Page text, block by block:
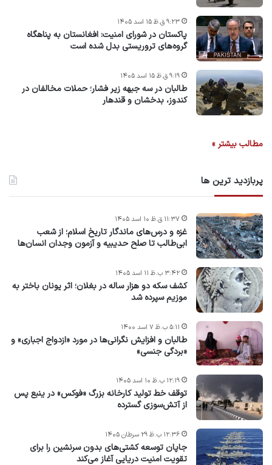
پاکستان در شورای امنیت: افغانستان به پناهگاه
گروه‌های تروریستی بدل شده است
۹:۲۳ ق.ظ ۱۵ اسد ۱۴۰۵
طالبان در سه جبهه زیر فشار؛ حملات مخالفان در
کندوز، بدخشان و قندهار
۹:۱۹ ق.ظ ۱۵ اسد ۱۴۰۵
مطالب بیشتر »
پربازدید ترین ها
غزه و درس‌های ماندگار تاریخ اسلام؛ از شعب
ابی‌طالب تا صلح حدیبیه و آزمون وجدان انسان‌ها
۱۱:۳۷ ق.ظ ۱۰ اسد ۱۴۰۵
کشف سکه دو هزار ساله در بغلان؛ اثر یونان باختر به
موزیم سپرده شد
۳:۴۲ ب.ظ ۱۱ اسد ۱۴۰۵
طالبان و افزایش نگرانی‌ها در مورد «ازدواج اجباری» و
«بردگی جنسی»
۵:۱۱ ب.ظ ۷ اسد ۱۴۰۰
توقف خط تولید کارخانه بزرگ «فوکس» در ینبع پس
از آتش‌سوزی گسترده
۱۲:۱۹ ب.ظ ۱۰ اسد ۱۴۰۵
جاپان توسعه کشتی‌های بدون سرنشین را برای
تقویت امنیت دریایی آغاز می‌کند
۱۲:۳۶ ب.ظ ۲۹ سرطان ۱۴۰۵